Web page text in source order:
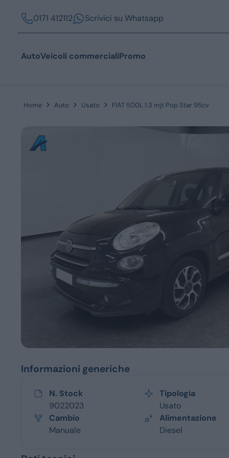
0171 412112 Scrivici su Whatsapp
AutoVeicoli commercialiPromo
Servizi
Home Auto Usato FIAT 500L 1.3 mjt Pop Star 95cv
Informazioni generiche
N. Stock
9022023
Tipologia
Usato
Cambio
Manuale
Alimentazione
Diesel